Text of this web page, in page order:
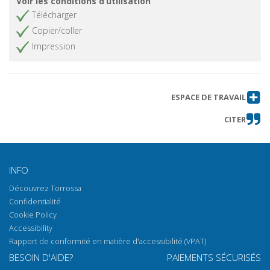
Télécharger
Copier/coller
Impression
ESPACE DE TRAVAIL
CITER
INFO
Découvrez Torrossa
Confidentialité
Cookie Policy
Accessibility
Rapport de conformité en matière d'accessibilité (VPAT)
BESOIN D'AIDE? PAIEMENTS SÉCURISÉS